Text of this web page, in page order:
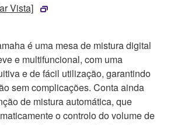
Vista]
é uma mesa de mistura digital
e multifuncional, com uma
e de fácil utilização, garantindo
sem complicações. Conta ainda
de mistura automática, que
o controlo do volume de